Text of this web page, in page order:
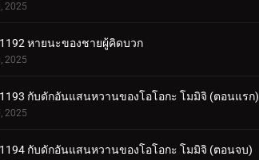
2025
หายนะของชายผู้คิดบวก
2025
กับดักอันแสนหวานของโอโอกะ โมมิจิ (ตอนแรก)
2025
กับดักอันแสนหวานของโอโอกะ โมมิจิ (ตอนจบ)